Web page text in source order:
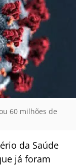
60 milhões de
da Saúde
já foram